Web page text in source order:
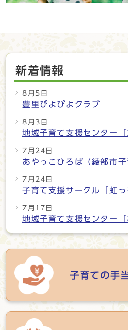
新着情報
8月5日
豊里ぴよぴよクラブ
8月3日
地域子育て支援センター「
7月24日
あやっこひろば（綾部市子
7月24日
子育て支援サークル「虹っ
7月17日
地域子育て支援センター「
子育ての手